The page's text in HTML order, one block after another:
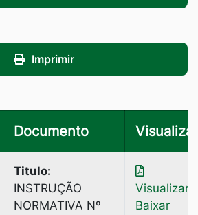
Imprimir
Documento Visualizar
Titulo:
INSTRUÇÃO
NORMATIVA Nº
Visualizar
Baixar